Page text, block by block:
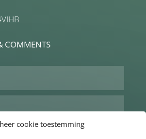
cookie toestemming
COMMENTS